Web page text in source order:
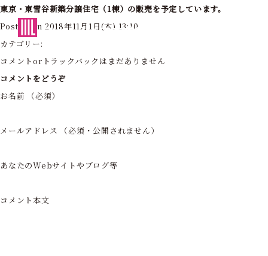
フォーライフ株式会社
東京・東雪谷新築分譲住宅（1棟）の販売を予定しています。
Posted on 2018年11月1日(木) 13:10
カテゴリー:
コメントorトラックバックはまだありません
コメントをどうぞ
お名前 （必須）
メールアドレス （必須・公開されません）
あなたのWebサイトやブログ等
コメント本文